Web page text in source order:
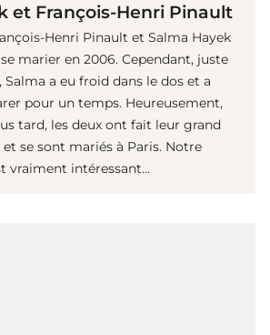
et François-Henri Pinault
Henri Pinault et Salma Hayek
marier en 2006. Cependant, juste
a eu froid dans le dos et a
pour un temps. Heureusement,
tard, les deux ont fait leur grand
se sont mariés à Paris. Notre
vraiment intéressant...